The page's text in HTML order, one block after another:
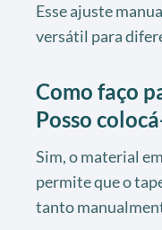
Esse ajuste
versátil para
Como faço
Posso
Sim, o material
permite que o
tanto